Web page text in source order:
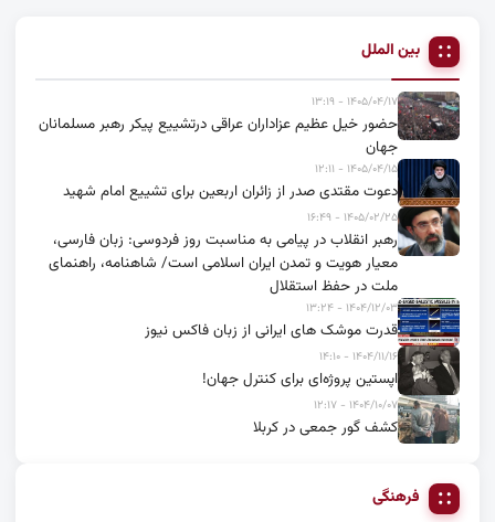
بین الملل
۱۴۰۵/۰۴/۱۷ - ۱۳:۱۹
حضور خیل عظیم عزاداران عراقی درتشییع پیکر رهبر مسلمانان
جهان
۱۴۰۵/۰۴/۱۵ - ۱۲:۱۱
دعوت مقتدی صدر از زائران اربعین برای تشییع امام شهید
۱۴۰۵/۰۲/۲۵ - ۱۶:۴۹
رهبر انقلاب در پیامی به مناسبت روز فردوسی: زبان فارسی،
معیار هویت و تمدن ایران اسلامی است/ شاهنامه، راهنمای
ملت در حفظ استقلال
۱۴۰۴/۱۲/۰۳ - ۱۳:۲۴
قدرت موشک های ایرانی از زبان فاکس نیوز
۱۴۰۴/۱۱/۱۶ - ۱۴:۱۰
اپستین پروژه‌ای برای کنترل جهان!
۱۴۰۴/۱۰/۰۷ - ۱۲:۱۷
کشف گور جمعی در کربلا
فرهنگی